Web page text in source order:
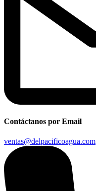
Contáctanos por Email
ventas@delpacificoagua.com